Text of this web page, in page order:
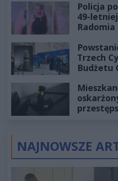
Policja
49-
Radomia
Trzech
Budżetu
NAJNOWSZE